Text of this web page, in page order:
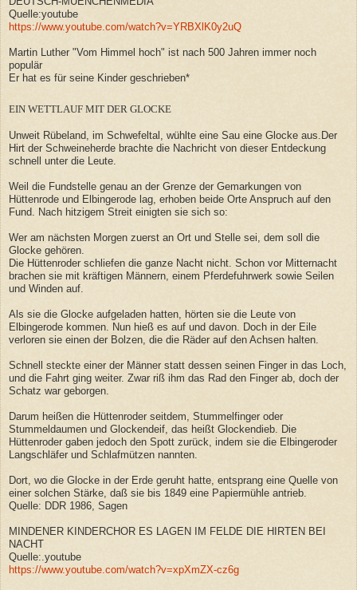
Quelle:youtube
https://www.youtube.com/watch?v=YRBXlK0y2uQ
Martin Luther "Vom Himmel hoch" ist nach 500 Jahren immer noch
populär
Er hat es für seine Kinder geschrieben*
EIN WETTLAUF MIT DER GLOCKE
Unweit Rübeland, im Schwefeltal, wühlte eine Sau eine Glocke aus.Der
Hirt der Schweineherde brachte die Nachricht von dieser Entdeckung
schnell unter die Leute.
Weil die Fundstelle genau an der Grenze der Gemarkungen von
Hüttenrode und Elbingerode lag, erhoben beide Orte Anspruch auf den
Fund. Nach hitzigem Streit einigten sie sich so:
Wer am nächsten Morgen zuerst an Ort und Stelle sei, dem soll die
Glocke gehören.
Die Hüttenroder schliefen die ganze Nacht nicht. Schon vor Mitternacht
brachen sie mit kräftigen Männern, einem Pferdefuhrwerk sowie Seilen
und Winden auf.
Als sie die Glocke aufgeladen hatten, hörten sie die Leute von
Elbingerode kommen. Nun hieß es auf und davon. Doch in der Eile
verloren sie einen der Bolzen, die die Räder auf den Achsen halten.
Schnell steckte einer der Männer statt dessen seinen Finger in das Loch,
und die Fahrt ging weiter. Zwar riß ihm das Rad den Finger ab, doch der
Schatz war geborgen.
Darum heißen die Hüttenroder seitdem, Stummelfinger oder
Stummeldaumen und Glockendeif, das heißt Glockendieb. Die
Hüttenroder gaben jedoch den Spott zurück, indem sie die Elbingeroder
Langschläfer und Schlafmützen nannten.
Dort, wo die Glocke in der Erde geruht hatte, entsprang eine Quelle von
einer solchen Stärke, daß sie bis 1849 eine Papiermühle antrieb.
Quelle: DDR 1986, Sagen
MINDENER KINDERCHOR ES LAGEN IM FELDE DIE HIRTEN BEI
NACHT
Quelle:.youtube
https://www.youtube.com/watch?v=xpXmZX-cz6g